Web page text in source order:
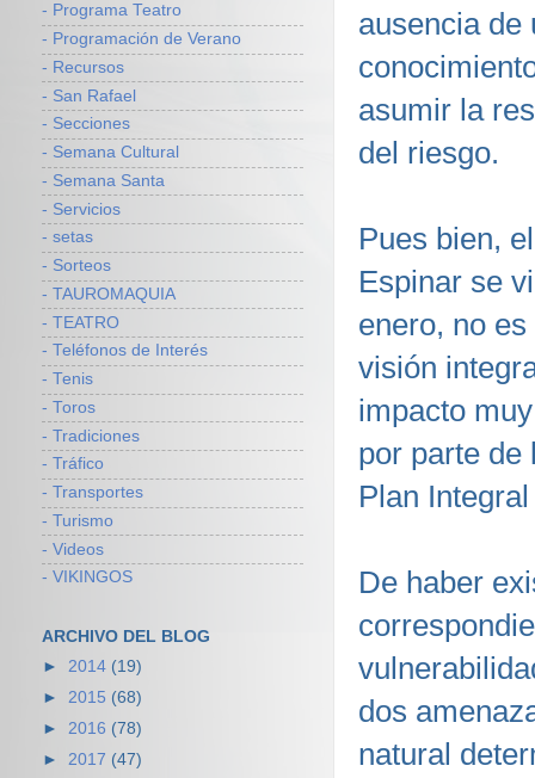
ausencia de
asumir la
del riesgo.
Pues bien,
Espinar se
enero, no
visión
impacto
por parte de
Plan
De haber
dos
natural
- Programa Teatro
- Programación de Verano
- Recursos
- San Rafael
- Secciones
- Semana Cultural
- Semana Santa
- Servicios
- setas
- Sorteos
- TAUROMAQUIA
- TEATRO
- Teléfonos de Interés
- Tenis
- Toros
- Tradiciones
- Tráfico
- Transportes
- Turismo
- Videos
- VIKINGOS
ARCHIVO DEL BLOG
► 2014 (19)
► 2015 (68)
► 2016 (78)
► 2017 (47)